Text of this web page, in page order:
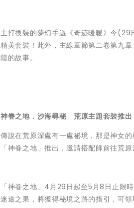
主打換裝的夢幻手遊《奇迹暖暖》今
精美套裝！此外，主線章節第二卷第九
陸的故事。
神眷之地．沙海尋秘 荒原主題套裝推出
傳說在荒原深處有一處祕境，那是神女
「神眷之地」推出，邀請搭配師前往荒
「神眷之地」4月29日起至5月8日止限
迷途之果，將獲得秘境之路的指引，可